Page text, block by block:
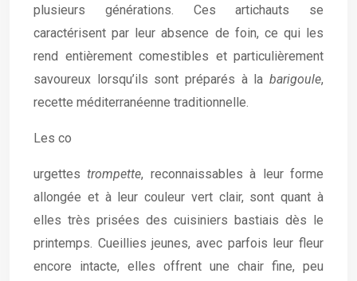
plusieurs générations. Ces artichauts se
caractérisent par leur absence de foin, ce qui les
rend entièrement comestibles et particulièrement
savoureux lorsqu’ils sont préparés à la barigoule,
recette méditerranéenne traditionnelle.
Les co
urgettestrompette, reconnaissables à leur forme
allongée et à leur couleur vert clair, sont quant à
elles très prisées des cuisiniers bastiais dès le
printemps. Cueillies jeunes, avec parfois leur fleur
encore intacte, elles offrent une chair fine, peu